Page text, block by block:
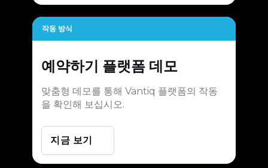
작동 방식
예약하기 플랫폼 데모
맞춤형 데모를 통해 Vantiq 플랫폼의 작동
을 확인해 보십시오.
지금 보기